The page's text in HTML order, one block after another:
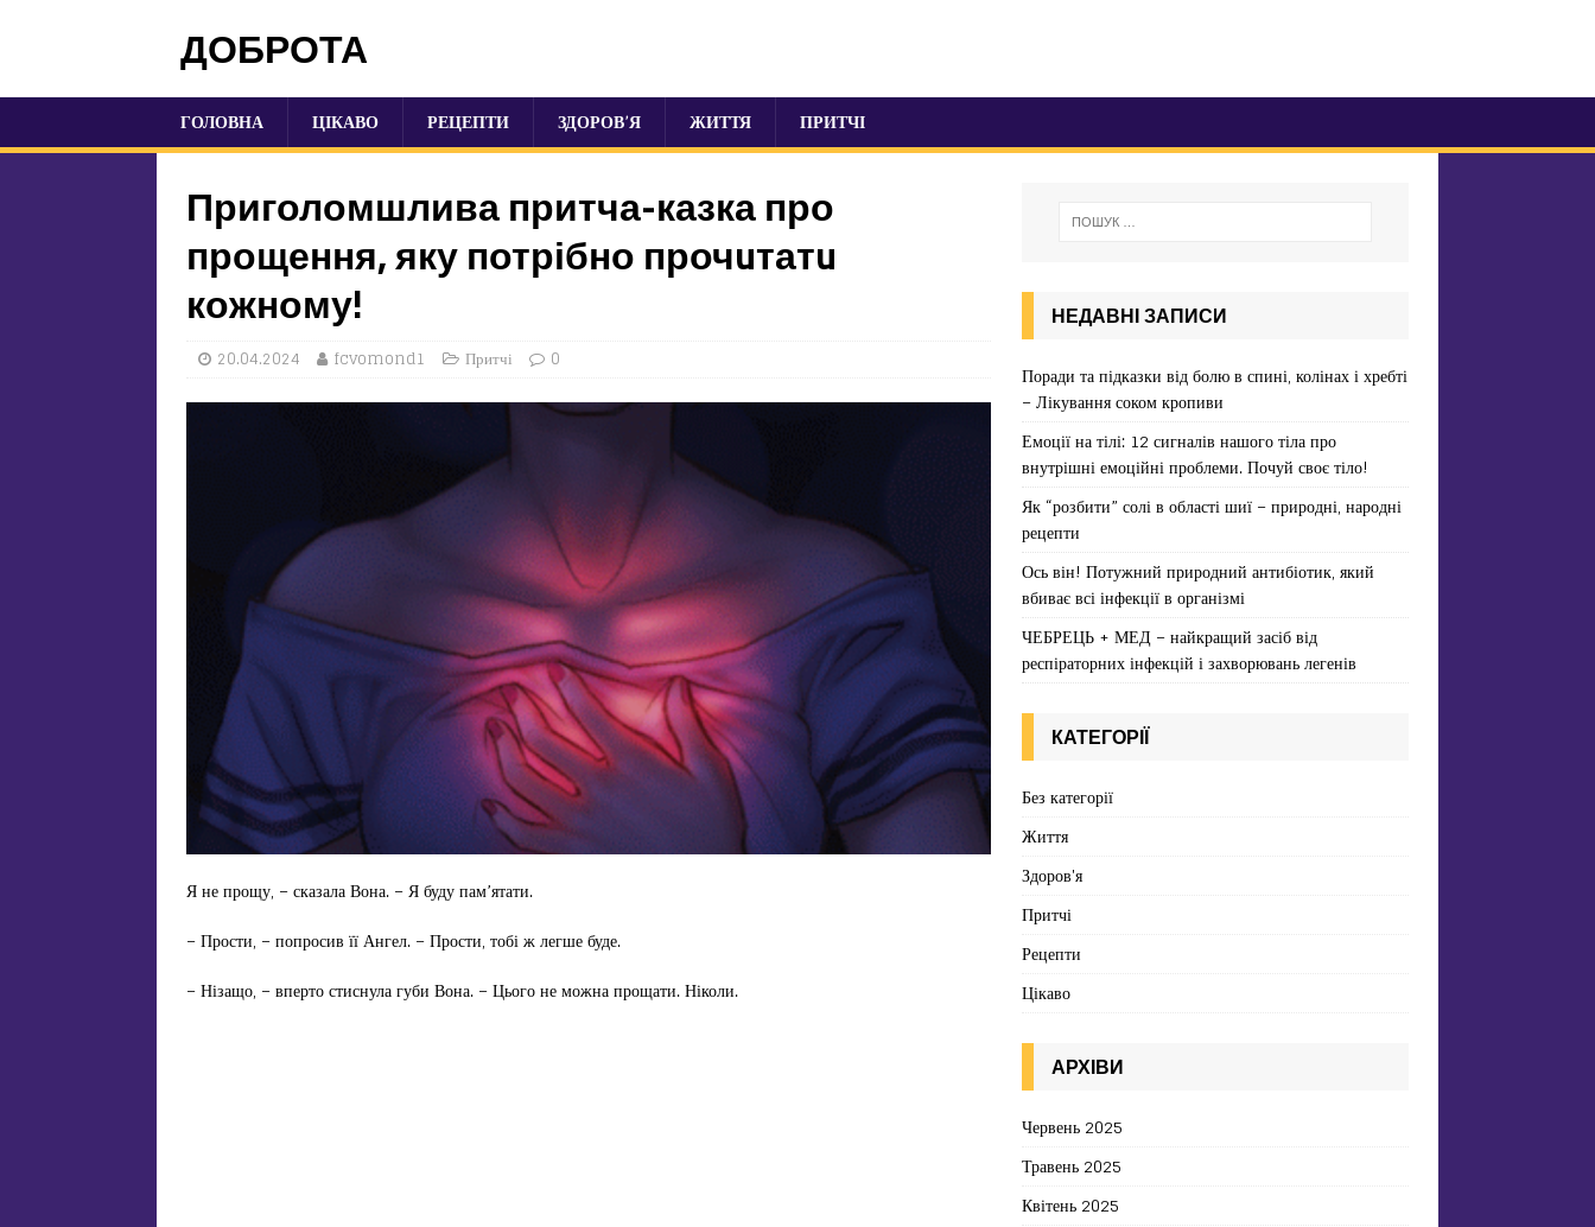
ДОБРОТА
ГОЛОВНА ЦІКАВО РЕЦЕПТИ ЗДОРОВ’Я ЖИТТЯ ПРИТЧІ
Приголомшлива притча-казка про
прощення, яку потрібно прочuтатu
кожному!
20.04.2024 fcvomond1 Притчі 0
Я не прощу, – сказала Вона. – Я буду пам’ятати.
– Прости, – попросив її Ангел. – Прости, тобі ж легше буде.
– Нізащо, – вперто стиснула губи Вона. – Цього не можна прощати. Ніколи.
НЕДАВНІ ЗАПИСИ
Поради та підказки від болю в спині, колінах і хребті
– Лікування соком кропиви
Емоції на тілі: 12 сигналів нашого тіла про
внутрішні емоційні проблеми. Почуй своє тіло!
Як “розбити” солі в області шиї – природні, народні
рецепти
Ось він! Потужний природний антибіотик, який
вбиває всі інфекції в організмі
ЧЕБРЕЦЬ + МЕД – найкращий засіб від
респіраторних інфекцій і захворювань легенів
КАТЕГОРІЇ
Без категорії
Життя
Здоров'я
Притчі
Рецепти
Цікаво
АРХІВИ
Червень 2025
Травень 2025
Квітень 2025